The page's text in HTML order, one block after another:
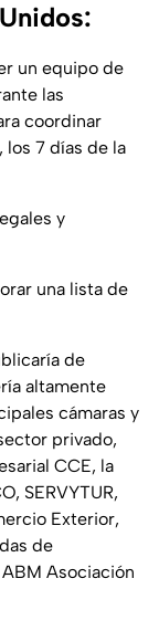
un equipo de
las
coordinar
los 7 días de la
y
una lista de
de
altamente
cámaras y
privado,
CCE, la
SERVYTUR,
Exterior,
de
Asociación